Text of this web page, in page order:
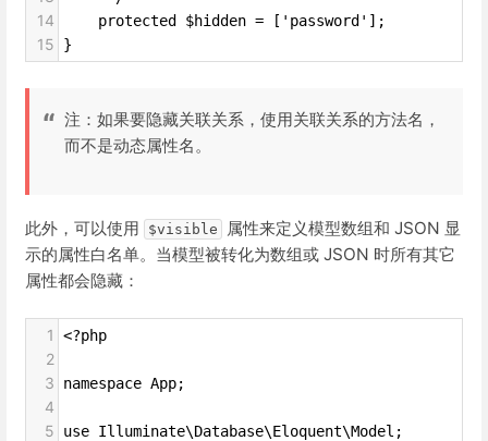
14
    protected $hidden = ['password'];
15 }
注：如果要隐藏关联关系，使用关联关系的方法名，
而不是动态属性名。
此外，可以使用 $visible
属性来定义模型数组和 JSON 显
示的属性白名单。当模型被转化为数组或 JSON 时所有其它
属性都会隐藏：
1 <?php
2
3
namespace App;
4
5
use Illuminate\Database\Eloquent\Model;